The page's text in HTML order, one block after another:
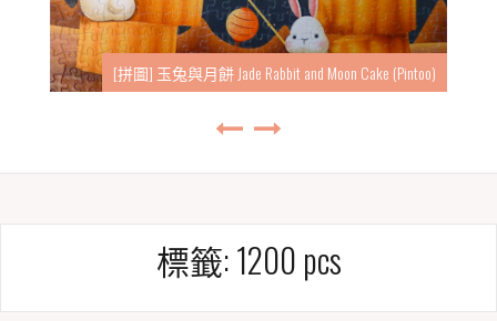
[拼圖] 玉兔與月餅 Jade Rabbit and Moon Cake (Pintoo)
標籤:1200 pcs